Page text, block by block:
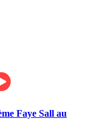
Faye Sall au